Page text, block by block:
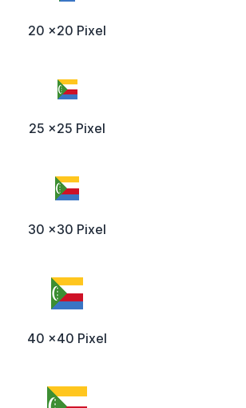
20 x20 Pixel
25 x25 Pixel
30 x30 Pixel
40 x40 Pixel